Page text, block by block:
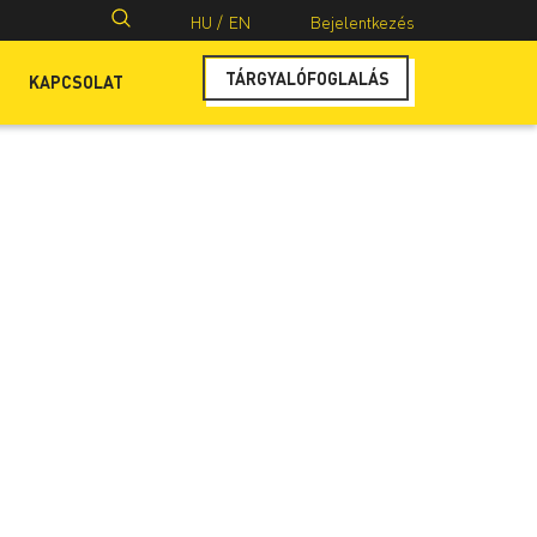
Keresés: HU / EN Bejelentkezés
KAPCSOLAT TÁRGYALÓFOGLALÁS